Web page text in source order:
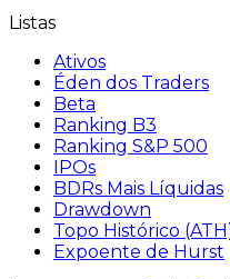
Listas
Ativos
Éden dos Traders
Beta
Ranking B3
Ranking S&P 500
IPOs
BDRs Mais Líquidas
Drawdown
Topo Histórico
Expoente de Hurst